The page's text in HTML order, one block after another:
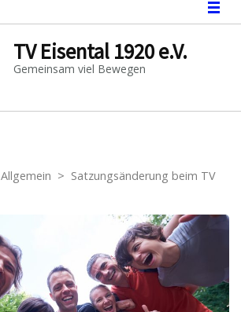
TV Eisental 1920 e.V.
Gemeinsam viel Bewegen
Allgemein > Satzungsänderung beim TV